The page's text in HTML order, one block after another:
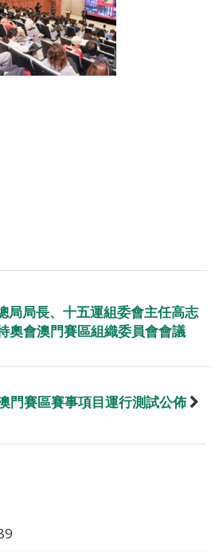
局局長、十五運組委會主任高志
奧會澳門賽區組織委員會會議
門賽區賽事項目運行測試公佈